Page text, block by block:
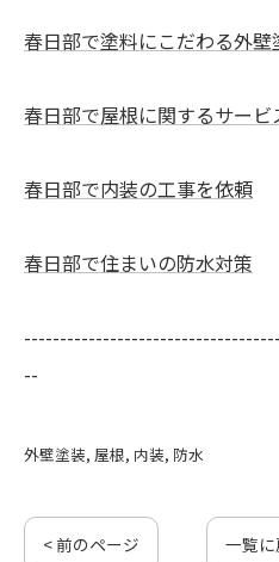
春日部で塗料にこだわる外壁
春日部で屋根に関するサービ
春日部で内装の工事を依頼
春日部で住まいの防水対策
--
外壁塗装 屋根 内装 防水
< 前のページ 一覧に